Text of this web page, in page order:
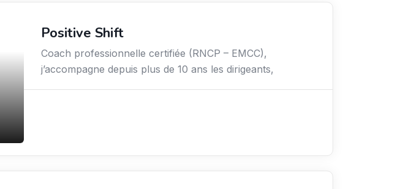
Positive Shift
Coach professionnelle certifiée (RNCP – EMCC),
j’accompagne depuis plus de 10 ans les dirigeants,